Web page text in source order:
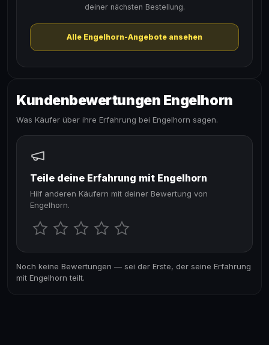
deiner nächsten Bestellung.
Alle Engelhorn-Angebote ansehen
Kundenbewertungen Engelhorn
Was Käufer über ihre Erfahrung bei Engelhorn sagen.
Teile deine Erfahrung mit Engelhorn
Hilf anderen Käufern mit deiner Bewertung von
Engelhorn.
Noch keine Bewertungen — sei der Erste, der seine Erfahrung
mit Engelhorn teilt.